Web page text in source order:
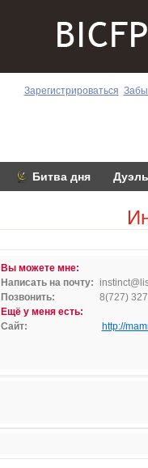
Зарегистрироваться
Битва дня Дуэль
Вы можете мне:
Написать на почту: instinc
Позвонить:
8(727)
Ещё у меня есть:
Сайт:
http://